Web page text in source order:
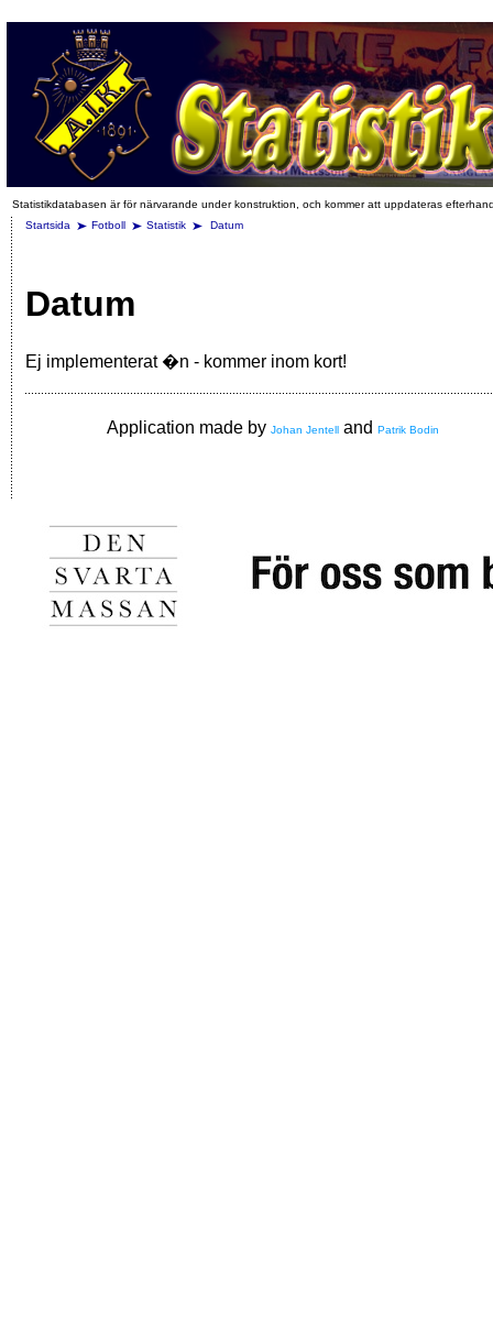
Statistikdatabasen är för närvarande under konstruktion, och kommer att uppdateras
Startsida
Fotboll Statistik Datum
Datum
Ej implementerat �n - kommer inom kort!
Application made by Johan Jentell and Patrik Bodin